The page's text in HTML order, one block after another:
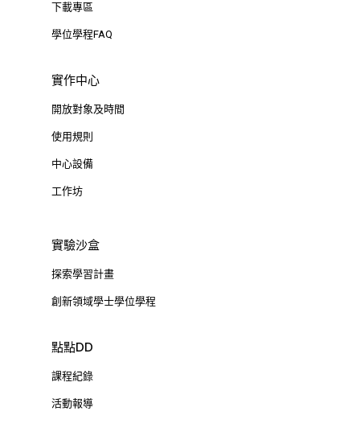
下載專區
學位學程FAQ
實作中心
開放對象及時間
使用規則
中心設備
工作坊
實驗沙盒
探索學習計畫
創新領域學士學位學程
點點DD
課程紀錄
活動報導